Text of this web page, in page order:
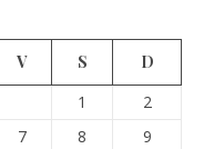
V S
D
1
2
7 8
9